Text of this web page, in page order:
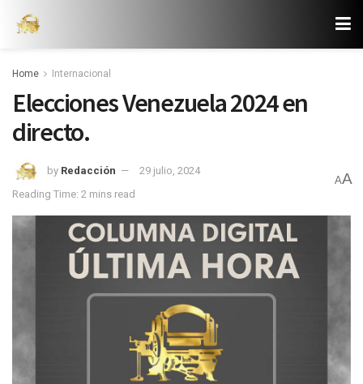
Home Internacional
Elecciones Venezuela 2024 en
directo.
by Redacción
29 julio, 2024
Reading Time: 2 mins read
AA